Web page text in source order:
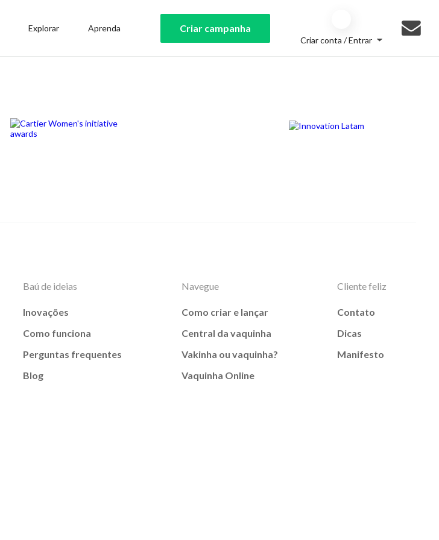
Explorar Aprenda Criar campanha
Criar conta / Entrar
Baú de ideias
Inovações
Como funciona
Perguntas frequentes
Blog
Navegue
Como criar e lançar
Central da vaquinha
Vakinha ou vaquinha?
Vaquinha Online
Cliente feliz
Contato
Dicas
Manifesto